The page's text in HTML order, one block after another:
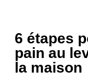
6 étapes
pain au
la maison